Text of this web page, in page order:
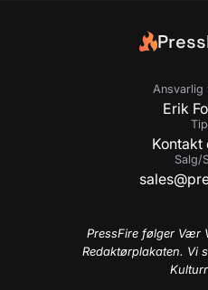
Ansvarlig
Erik
Kontakt
Salg/
PressFire følger Vær
Redaktørplakaten. Vi